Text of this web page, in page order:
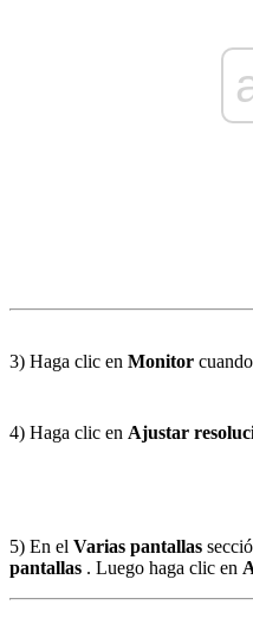
3) Haga clic en Monitor
4) Haga clic en Ajustar
5) En el Varias pantallas
pantallas . Luego haga clic en